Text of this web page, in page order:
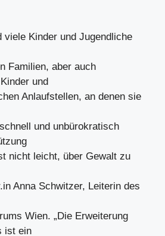
viele Kinder und Jugendliche
Familien, aber auch
und
Anlaufstellen, an denen sie
und unbürokratisch
nicht leicht, über Gewalt zu
Anna Schwitzer, Leiterin des
Wien. „Die Erweiterung
ist ein